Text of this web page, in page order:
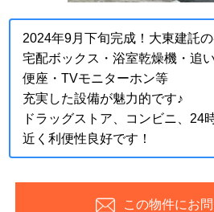
2024年9月下旬完成！大東建託
宅配ボックス・浴室乾燥機・追
便座・TVモニターホン等
充実した設備が魅力的です♪
ドラッグストア、コンビニ、24
近く利便性良好です！
この物件にお